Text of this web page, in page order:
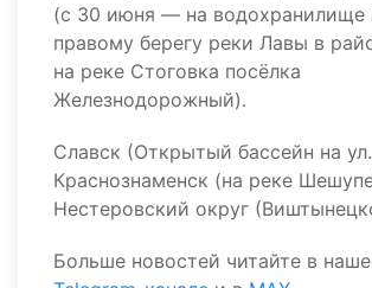
(с 30 июня — на водохранилище
правому берегу реки Лавы в
на реке Стоговка посёлка
Железнодорожный).
Славск (Открытый бассейн на
Краснознаменск (на реке
Нестеровский округ
Больше новостей читайте в